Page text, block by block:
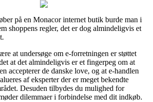
på en Monacor internet butik burde man i
shoppens regler, det er dog almindeligvis et
at undersøge om e-forretningen er støttet
at det almindeligvis er et fingerpeg om at
accepterer de danske love, og at e-handlen
af eksperter der er meget bekendte
Desuden tilbydes du mulighed for
dilemmaer i forbindelse med dit indkøb.